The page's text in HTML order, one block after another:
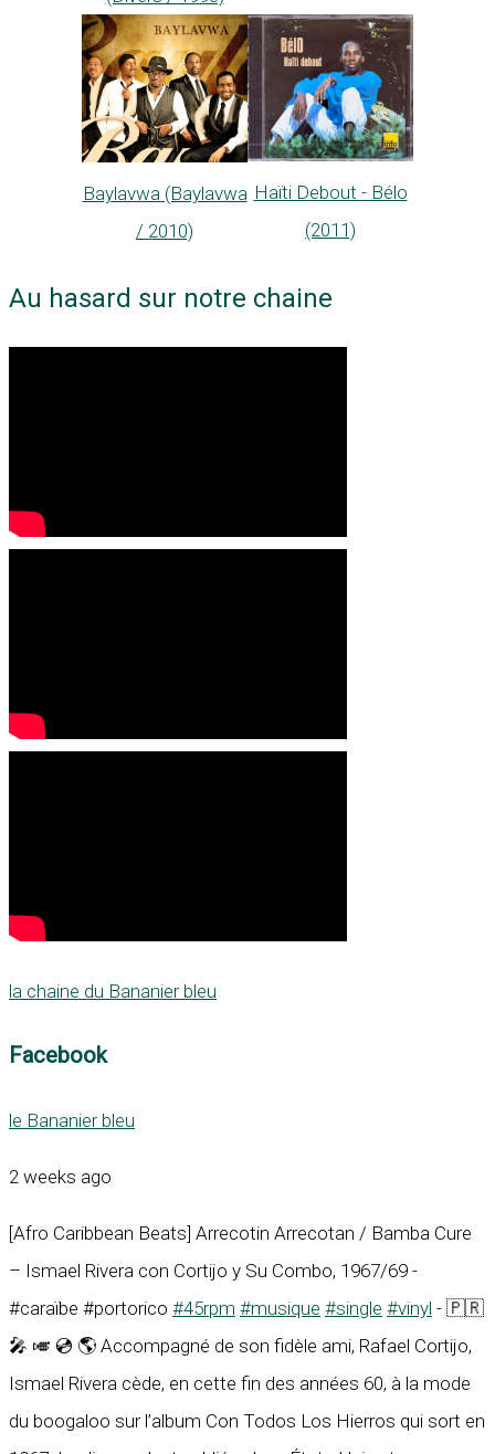
Baylavwa (Baylavwa
/ 2010)
Haïti Debout - Bélo
(2011)
Au hasard sur notre chaine
la chaine du Bananier bleu
Facebook
le Bananier bleu
2 weeks ago
[Afro Caribbean Beats] Arrecotin Arrecotan / Bamba Cure
– Ismael Rivera con Cortijo y Su Combo, 1967/69 -
#caraïbe #portorico #45rpm #musique #single #vinyl - 🇵🇷
🎤 🎺 💿 🌎 Accompagné de son fidèle ami, Rafael Cortijo,
Ismael Rivera cède, en cette fin des années 60, à la mode
du boogaloo sur l’album Con Todos Los Hierros qui sort en